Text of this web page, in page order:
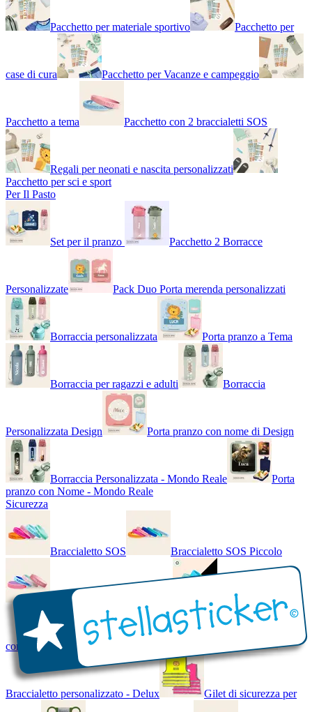
Pacchetto per materiale sportivo Pacchetto per
case di cura Pacchetto per Vacanze e campeggio
Pacchetto a tema Pacchetto con 2 braccialetti SOS
Regali per neonati e nascita personalizzati
Pacchetto per sci e sport
Per Il Pasto
Set per il pranzo Pacchetto 2 Borracce
Personalizzate Pack Duo Porta merenda personalizzati
Borraccia personalizzata Porta pranzo a Tema
Borraccia per ragazzi e adulti Borraccia
Personalizzata Design Porta pranzo con nome di Design
Borraccia Personalizzata - Mondo Reale
Porta
pranzo con Nome - Mondo Reale
Sicurezza
Braccialetto SOS Braccialetto SOS Piccolo
Braccialetto SOS - Bicolore Braccialetto SOS
con Nome - Luminoso
Braccialetto personalizzato - Delux Gilet di sicurezza per